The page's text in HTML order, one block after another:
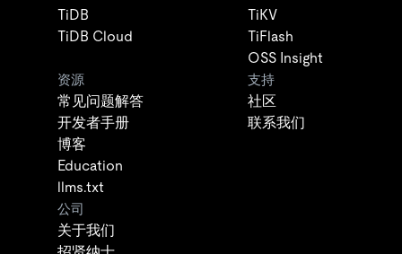
TiDB
TiDB Cloud
TiKV
TiFlash
OSS Insight
资源
常见问题解答
开发者手册
博客
Education
llms.txt
支持
社区
联系我们
公司
关于我们